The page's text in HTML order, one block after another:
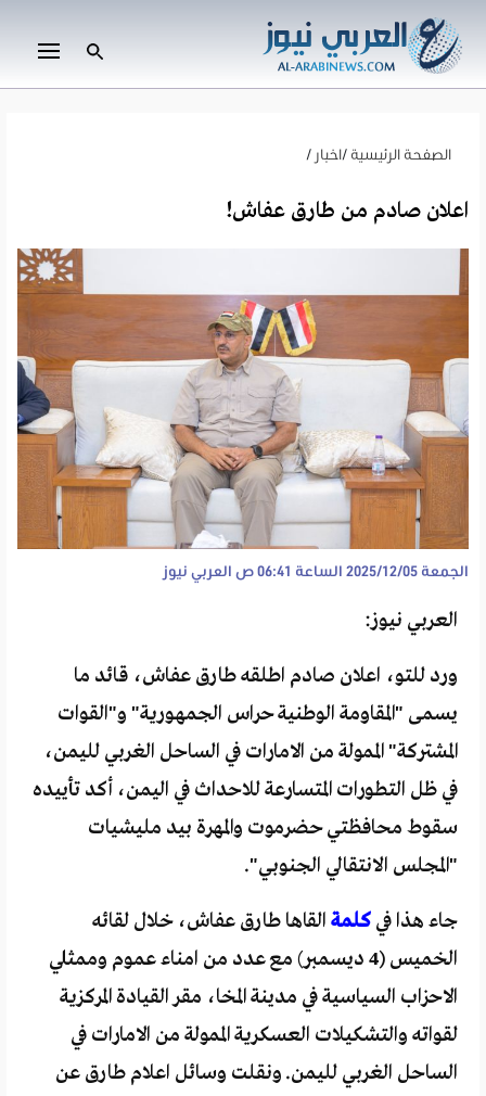
الصفحة الرئيسية /اخبار /
اعلان صادم من طارق عفاش!
الجمعة 2025/12/05 الساعة 06:41 ص العربي نيوز
العربي نيوز:
ورد للتو، اعلان صادم اطلقه طارق عفاش، قائد ما
يسمى "المقاومة الوطنية حراس الجمهورية" و"القوات
المشتركة" الممولة من الامارات في الساحل الغربي لليمن،
في ظل التطورات المتسارعة للاحداث في اليمن، أكد تأييده
سقوط محافظتي حضرموت والمهرة بيد مليشيات
"المجلس الانتقالي الجنوبي".
جاء هذا في كلمة القاها طارق عفاش، خلال لقائه
الخميس (4 ديسمبر) مع عدد من امناء عموم وممثلي
الاحزاب السياسية في مدينة المخا، مقر القيادة المركزية
لقواته والتشكيلات العسكرية الممولة من الامارات في
الساحل الغربي لليمن. ونقلت وسائل اعلام طارق عن